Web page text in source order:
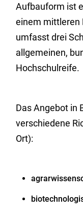
Aufbauform ist
einem mittleren
umfasst drei
allgemeinen,
Hochschulreife.
Das Angebot in
verschiedene
Ort):